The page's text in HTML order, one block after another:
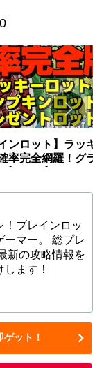
ンロット】ラッキ
率完全網羅！グラ
！ブレインロッ
ーマー。 総プレ
新の攻略情報を
ます！
ット！